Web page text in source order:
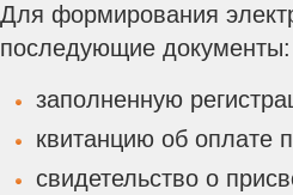
Для формирования
последующие документы:
заполненную
квитанцию об оплате
свидетельство о